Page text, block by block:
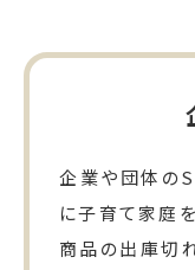
企業や団体の
に子育て家庭
商品の出庫切